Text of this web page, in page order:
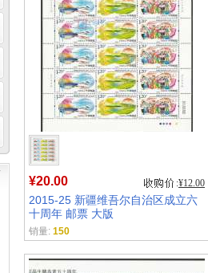
¥20.00 ¥12.00
2015-25 新疆维吾尔自治区成立六
十周年 邮票 大版
销量: 150